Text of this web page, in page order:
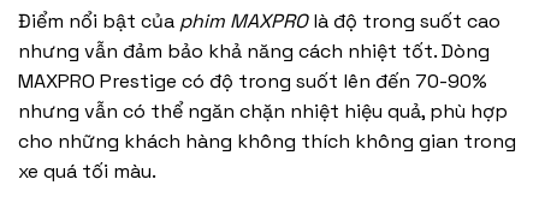
Điểm nổi bật của phim MAXPROlà độ trong suốt cao
nhưng vẫn đảm bảo khả năng cách nhiệt tốt. Dòng
MAXPRO Prestige có độ trong suốt lên đến 70-90%
nhưng vẫn có thể ngăn chặn nhiệt hiệu quả, phù hợp
cho những khách hàng không thích không gian trong
xe quá tối màu.